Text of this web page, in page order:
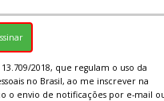
2018, que regulam o uso da
no Brasil, ao me inscrever na
o envio de notificações por e-mail